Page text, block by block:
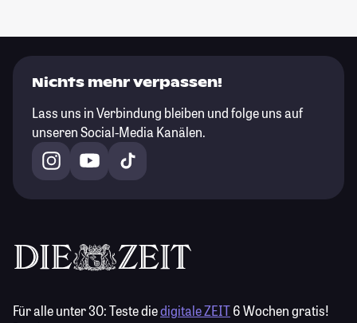
Nichts mehr verpassen!
Lass uns in Verbindung bleiben und folge uns auf
unseren Social-Media Kanälen.
Für alle unter 30:Teste diedigitale ZEIT6 Wochen gratis!